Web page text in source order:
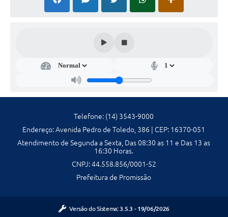
Telefones Úteis
Telefone: (14) 3543-9000
Endereço: Avenida Pedro de Toledo, 386 | CEP: 16370-051
Atendimento de Segunda a Sexta, Das 08:30 as 11 e Das 13 as
16:30 Horas.
CNPJ: 44.558.856/0001-52
Prefeitura de Promissão
Versão do Sistema: 3.5.3 - 19/06/2026